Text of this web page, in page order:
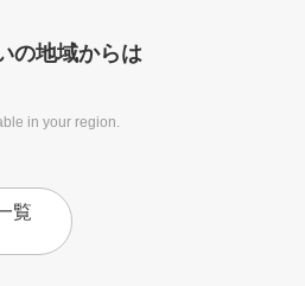
の地域からは
in your region.
覧